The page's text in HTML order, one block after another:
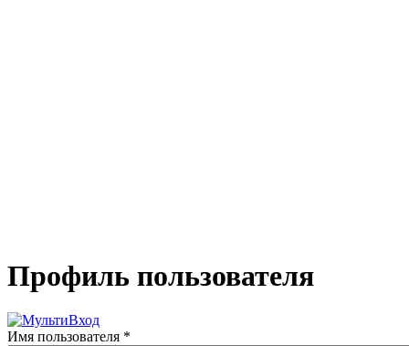
Профиль пользователя
Имя пользователя *